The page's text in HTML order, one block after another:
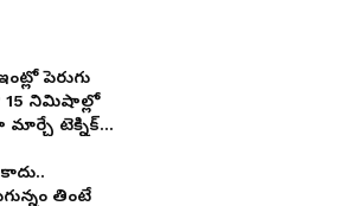
పెరుగు
నిమిషాల్లో
మార్చే టెక్నిక్
తింటే